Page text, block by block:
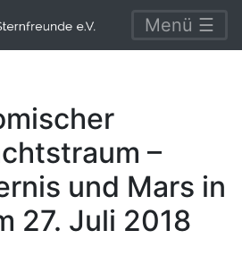
Menü ☰
–
und Mars in
27. Juli 2018